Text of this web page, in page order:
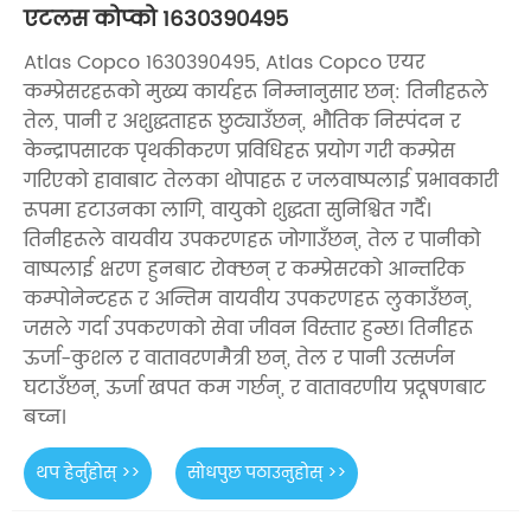
एटलस कोप्को १६३०३९०४९५
Atlas Copco 1630390495, Atlas Copco एयर
कम्प्रेसरहरूको मुख्य कार्यहरू निम्नानुसार छन्: तिनीहरूले
तेल, पानी र अशुद्धताहरू छुट्याउँछन्, भौतिक निस्पंदन र
केन्द्रापसारक पृथकीकरण प्रविधिहरू प्रयोग गरी कम्प्रेस
गरिएको हावाबाट तेलका थोपाहरू र जलवाष्पलाई प्रभावकारी
रूपमा हटाउनका लागि, वायुको शुद्धता सुनिश्चित गर्दै।
तिनीहरूले वायवीय उपकरणहरू जोगाउँछन्, तेल र पानीको
वाष्पलाई क्षरण हुनबाट रोक्छन् र कम्प्रेसरको आन्तरिक
कम्पोनेन्टहरू र अन्तिम वायवीय उपकरणहरू लुकाउँछन्,
जसले गर्दा उपकरणको सेवा जीवन विस्तार हुन्छ। तिनीहरू
ऊर्जा-कुशल र वातावरणमैत्री छन्, तेल र पानी उत्सर्जन
घटाउँछन्, ऊर्जा खपत कम गर्छन्, र वातावरणीय प्रदूषणबाट
बच्न।
थप हेर्नुहोस् >> सोधपुछ पठाउनुहोस् >>